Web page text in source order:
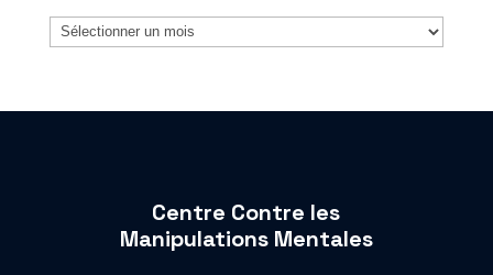
Archives
Centre Contre les
Manipulations Mentales